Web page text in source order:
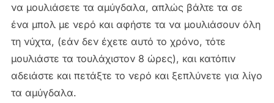
να μουλιάσετε τα αμύγδαλα, απλώς βάλτε τα σε
ένα μπολ με νερό και αφήστε τα να μουλιάσουν όλη
τη νύχτα, (εάν δεν έχετε αυτό το χρόνο, τότε
μουλιάστε τα τουλάχιστον 8 ώρες), και κατόπιν
αδειάστε και πετάξτε το νερό και ξεπλύνετε για λίγο
τα αμύγδαλα.